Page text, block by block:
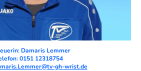
Damaris Lemmer
0151 12318754
gh-wrist.de